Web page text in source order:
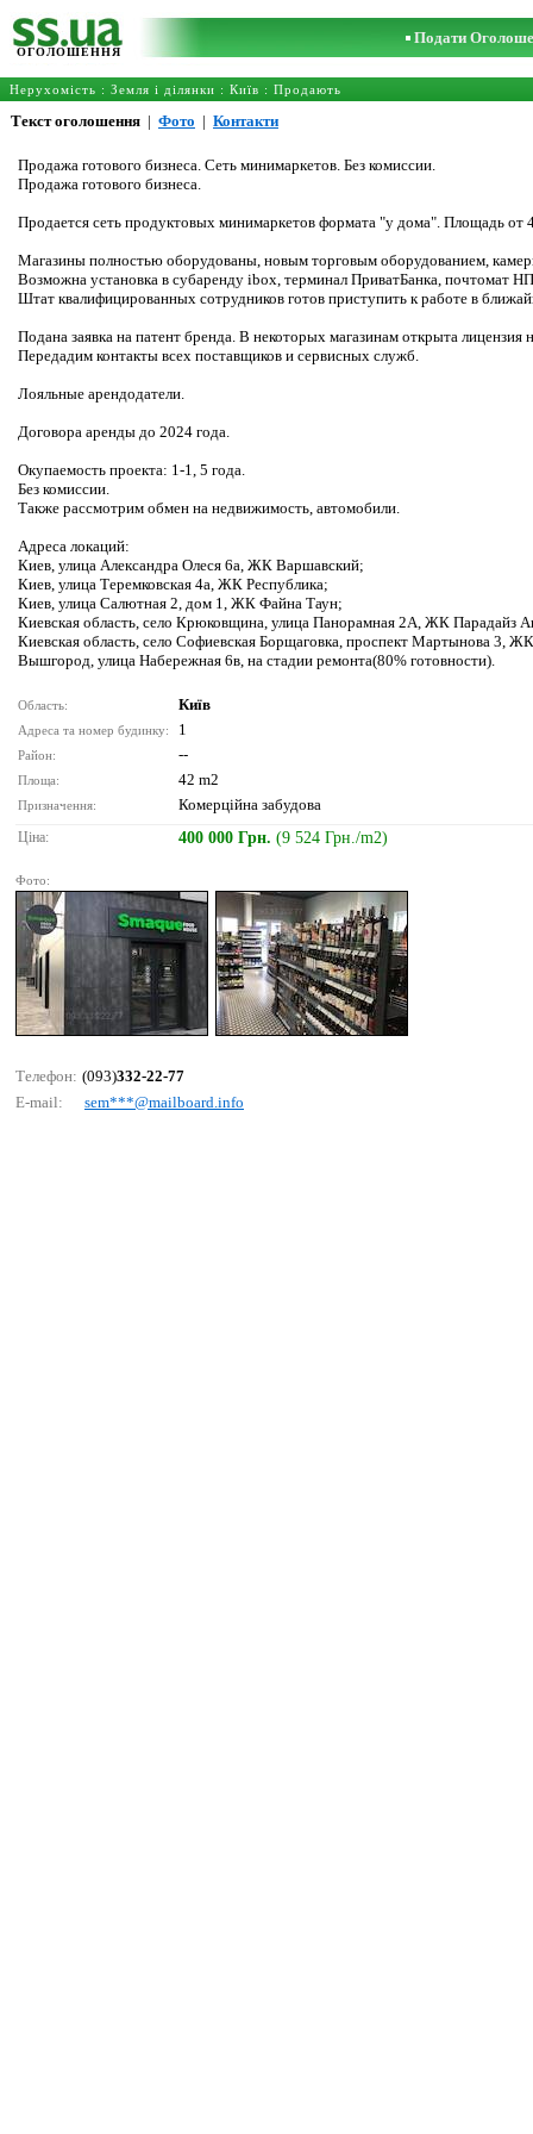
ОГОЛОШЕННЯ
Подати
Нерухомість : Земля і ділянки : Київ : Продають
Текст оголошення | Фото | Контакти
Продажа готового бизнеса. Сеть минимаркетов. Без комиссии.
Продажа готового бизнеса.
Продается сеть продуктовых минимаркетов формата "у дома". Площадь от
Магазины полностью оборудованы, новым торговым оборудованием,
Возможна установка в субаренду ibox, терминал ПриватБанка, почтомат
Штат квалифицированных сотрудников готов приступить к работе в
Подана заявка на патент бренда. В некоторых магазинам открыта лицензия
Передадим контакты всех поставщиков и сервисных служб.
Лояльные арендодатели.
Договора аренды до 2024 года.
Окупаемость проекта: 1-1, 5 года.
Без комиссии.
Также рассмотрим обмен на недвижимость, автомобили.
Адреса локаций:
Киев, улица Александра Олеся 6а, ЖК Варшавский;
Киев, улица Теремковская 4а, ЖК Республика;
Киев, улица Салютная 2, дом 1, ЖК Файна Таун;
Киевская область, село Крюковщина, улица Панорамная 2А, ЖК Парадайз
Киевская область, село Софиевская Борщаговка, проспект Мартынова 3,
Вышгород, улица Набережная 6в, на стадии ремонта(80% готовности).
Область: Київ
Адреса та номер будинку: 1
Район: --
Площа: 42 m2
Призначення: Комерційна забудова
Ціна: 400 000 Грн. (9 524 Грн./m2)
Фото:
Телефон: (093)332-22-77
E-mail:
sеm***@mаilbоаrd.infо